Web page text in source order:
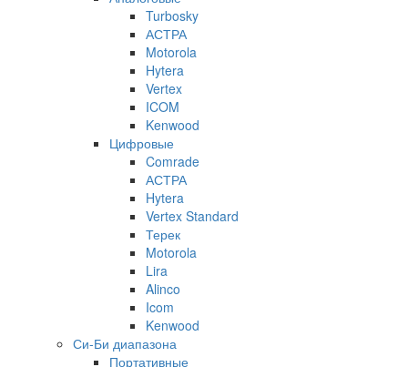
Turbosky
АСТРА
Motorola
Hytera
Vertex
ICOM
Kenwood
Цифровые
Comrade
АСТРА
Hytera
Vertex Standard
Терек
Motorola
Lira
Alinco
Icom
Kenwood
Си-Би диапазона
Портативные